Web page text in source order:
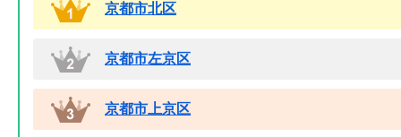
京都市北区
京都市左京区
京都市上京区